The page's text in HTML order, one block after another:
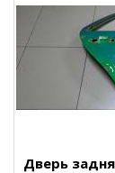
Дверь